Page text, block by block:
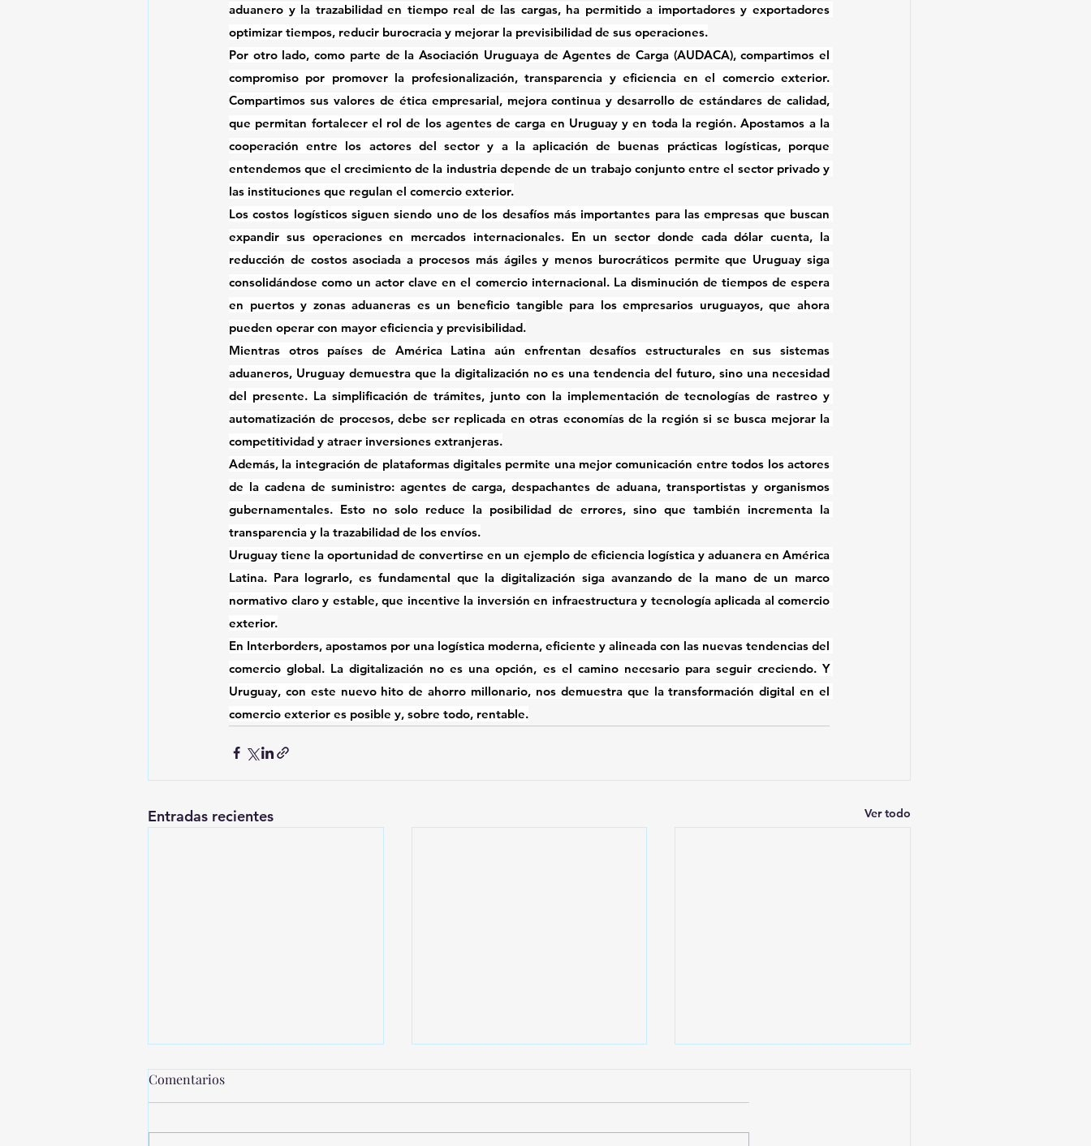
aduanero y la trazabilidad en tiempo real de las cargas, ha permitido a importadores y exportadores
optimizar tiempos, reducir burocracia y mejorar la previsibilidad de sus operaciones.
Por otro lado, como parte de la Asociación Uruguaya de Agentes de Carga (AUDACA), compartimos el
compromiso por promover la profesionalización, transparencia y eficiencia en el comercio exterior.
Compartimos sus valores de ética empresarial, mejora continua y desarrollo de estándares de calidad,
que permitan fortalecer el rol de los agentes de carga en Uruguay y en toda la región. Apostamos a la
cooperación entre los actores del sector y a la aplicación de buenas prácticas logísticas, porque
entendemos que el crecimiento de la industria depende de un trabajo conjunto entre el sector privado y
las instituciones que regulan el comercio exterior.
Los costos logísticos siguen siendo uno de los desafíos más importantes para las empresas que buscan
expandir sus operaciones en mercados internacionales. En un sector donde cada dólar cuenta, la
reducción de costos asociada a procesos más ágiles y menos burocráticos permite que Uruguay siga
consolidándose como un actor clave en el comercio internacional. La disminución de tiempos de espera
en puertos y zonas aduaneras es un beneficio tangible para los empresarios uruguayos, que ahora
pueden operar con mayor eficiencia y previsibilidad.
Mientras otros países de América Latina aún enfrentan desafíos estructurales en sus sistemas
aduaneros, Uruguay demuestra que la digitalización no es una tendencia del futuro, sino una necesidad
del presente. La simplificación de trámites, junto con la implementación de tecnologías de rastreo y
automatización de procesos, debe ser replicada en otras economías de la región si se busca mejorar la
competitividad y atraer inversiones extranjeras.
Además, la integración de plataformas digitales permite una mejor comunicación entre todos los actores
de la cadena de suministro: agentes de carga, despachantes de aduana, transportistas y organismos
gubernamentales. Esto no solo reduce la posibilidad de errores, sino que también incrementa la
transparencia y la trazabilidad de los envíos.
Uruguay tiene la oportunidad de convertirse en un ejemplo de eficiencia logística y aduanera en América
Latina. Para lograrlo, es fundamental que la digitalización siga avanzando de la mano de un marco
normativo claro y estable, que incentive la inversión en infraestructura y tecnología aplicada al comercio
exterior.
En Interborders, apostamos por una logística moderna, eficiente y alineada con las nuevas tendencias del
comercio global. La digitalización no es una opción, es el camino necesario para seguir creciendo. Y
Uruguay, con este nuevo hito de ahorro millonario, nos demuestra que la transformación digital en el
comercio exterior es posible y, sobre todo, rentable.
Entradas recientes Ver todo
Comentarios